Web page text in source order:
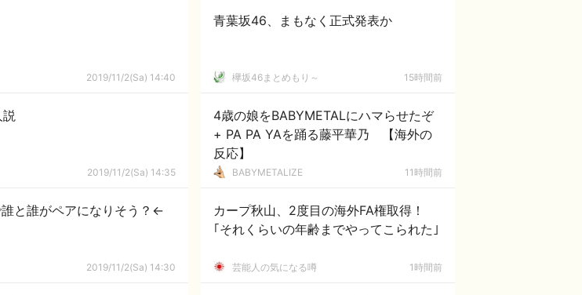
2019/11/2(Sa) 14:40
説
2019/11/2(Sa) 14:35
と誰がペアになりそう？←
2019/11/2(Sa) 14:30
青葉坂46、まもなく正式発表か
欅坂46まとめもり～ 15時間前
4歳の娘をBABYMETALにハマらせたぞ
+ PA PA YAを踊る藤平華乃 【海外の
反応】
BABYMETALIZE 11時間前
カープ秋山、2度目の海外FA権取得！
｢それくらいの年齢までやってこられた｣
芸能人の気になる噂 1時間前